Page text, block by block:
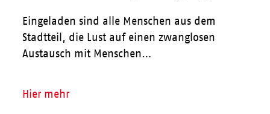
Eingeladen sind alle Menschen aus dem
Stadtteil, die Lust auf einen zwanglosen
Austausch mit Menschen…
Hier mehr